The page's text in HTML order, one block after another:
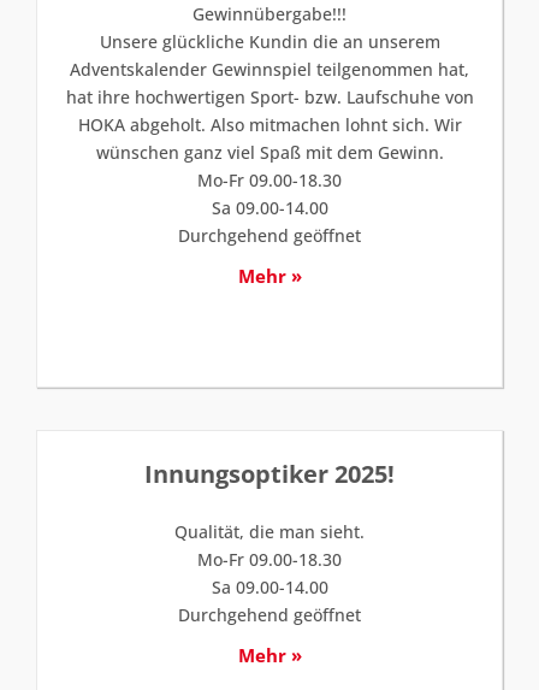
Gewinnübergabe!!!
Unsere glückliche Kundin die an unserem
Adventskalender Gewinnspiel teilgenommen hat,
hat ihre hochwertigen Sport- bzw. Laufschuhe von
HOKA abgeholt. Also mitmachen lohnt sich. Wir
wünschen ganz viel Spaß mit dem Gewinn.
Mo-Fr 09.00-18.30
Sa 09.00-14.00
Durchgehend geöffnet
Mehr »
Innungsoptiker 2025!
Qualität, die man sieht.
Mo-Fr 09.00-18.30
Sa 09.00-14.00
Durchgehend geöffnet
Mehr »